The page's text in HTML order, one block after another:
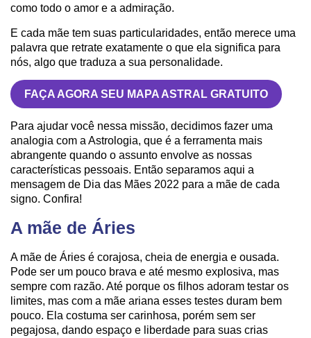
como todo o amor e a admiração.
E cada mãe tem suas particularidades, então merece uma
palavra que retrate exatamente o que ela significa para
nós, algo que traduza a sua personalidade.
FAÇA AGORA SEU MAPA ASTRAL GRATUITO
Para ajudar você nessa missão, decidimos fazer uma
analogia com a Astrologia, que é a ferramenta mais
abrangente quando o assunto envolve as nossas
características pessoais. Então separamos aqui a
mensagem de Dia das Mães 2022 para a mãe de cada
signo. Confira!
A mãe de Áries
A mãe de Áries é corajosa, cheia de energia e ousada.
Pode ser um pouco brava e até mesmo explosiva, mas
sempre com razão. Até porque os filhos adoram testar os
limites, mas com a mãe ariana esses testes duram bem
pouco. Ela costuma ser carinhosa, porém sem ser
pegajosa, dando espaço e liberdade para suas crias